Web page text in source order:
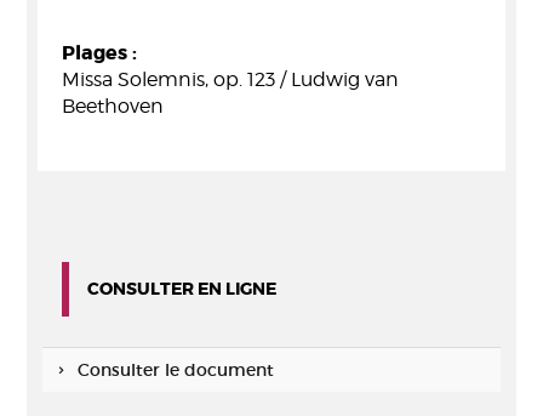
Plages :
Missa Solemnis, op. 123 / Ludwig van
Beethoven
CONSULTER EN LIGNE
Consulter le document